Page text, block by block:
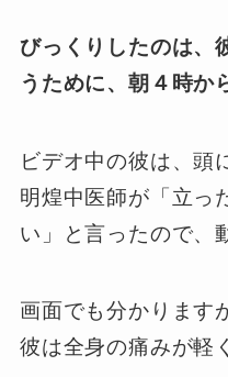
びっくりしたのは、
うために、朝４時か
ビデオ中の彼は、頭
明煌中医師が「立っ
い」と言ったので、
画面でも分かります
彼は全身の痛みが軽